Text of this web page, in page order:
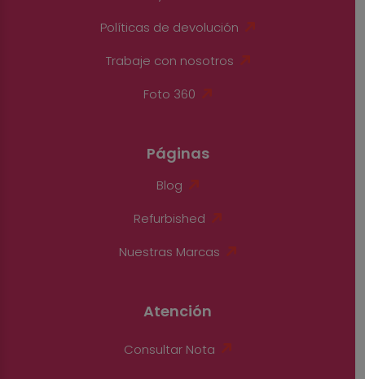
Políticas de devolución
Trabaje con nosotros
Foto 360
Páginas
Blog
Refurbished
Nuestras Marcas
Atención
Consultar Nota